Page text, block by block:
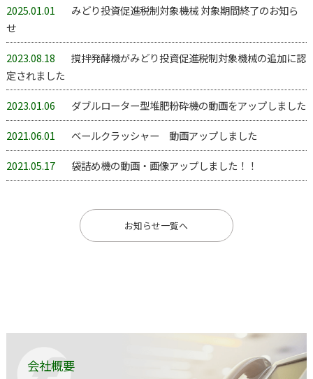
2025.01.01
みどり投資促進税制対象機械 対象期間終了のお知ら
せ
2023.08.18
撹拌発酵機がみどり投資促進税制対象機械の追加に認
定されました
2023.01.06 ダブルローター型堆肥粉砕機の動画をアップしました
2021.06.01 ベールクラッシャー 動画アップしました
2021.05.17 袋詰め機の動画・画像アップしました！！
お知らせ一覧へ
会社概要